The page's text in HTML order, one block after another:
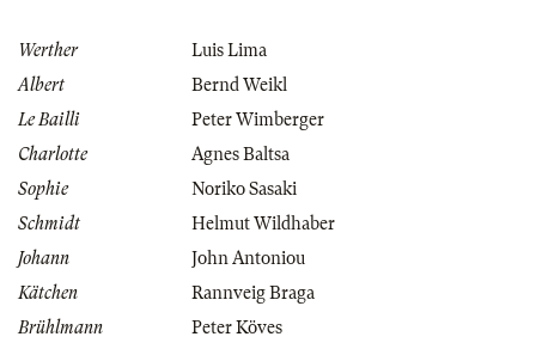
Werther
Luis Lima
Albert
Bernd Weikl
Le Bailli
Peter Wimberger
Charlotte
Agnes Baltsa
Sophie
Noriko Sasaki
Schmidt
Helmut Wildhaber
Johann
John Antoniou
Kätchen
Rannveig Braga
Brühlmann
Peter Köves